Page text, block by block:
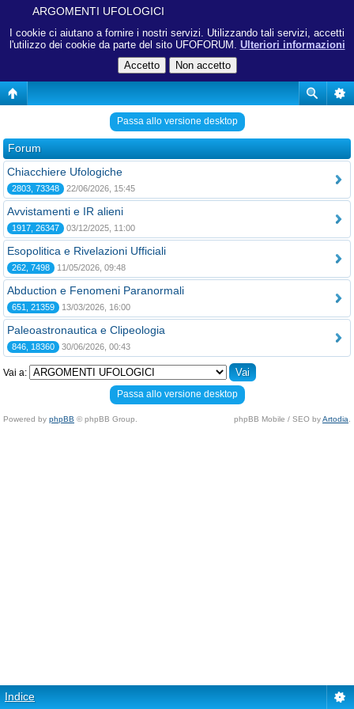
I cookie ci aiutano a fornire i nostri servizi. Utilizzando tali servizi, accetti
l'utilizzo dei cookie da parte del sito UFOFORUM. Ulteriori informazioni
ARGOMENTI UFOLOGICI
Passa allo versione desktop
Forum
Chiacchiere Ufologiche
2803, 73348 22/06/2026, 15:45
Avvistamenti e IR alieni
1917, 26347 03/12/2025, 11:00
Esopolitica e Rivelazioni Ufficiali
262, 7498 11/05/2026, 09:48
Abduction e Fenomeni Paranormali
651, 21359 13/03/2026, 16:00
Paleoastronautica e Clipeologia
846, 18360 30/06/2026, 00:43
Vai a:
Passa allo versione desktop
Powered by phpBB © phpBB Group. phpBB Mobile / SEO byArtodia
Indice